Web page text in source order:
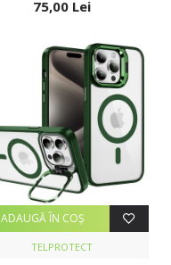
75,00 Lei
TELPROTECT
ADAUGĂ ÎN COŞ